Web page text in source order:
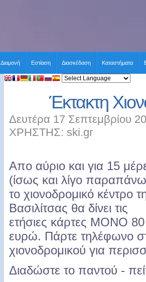
Διαμονή Εστίαση Διασκέδαση Καταστήματα
Έκτακτη
Δευτέρα 17 Σεπτεμβρίου
ΧΡΗΣΤΗΣ: ski.gr
Απο αύριο και για 15
(ίσως και λίγο
το χιονοδρομικό κέντρο
Βασιλίτσας θα δίνει τις
ετήσιες κάρτες ΜΟΝΟ 80
ευρώ. Πάρτε τηλέφωνο
χιονοδρομικού για
Διαδώστε το παντού -